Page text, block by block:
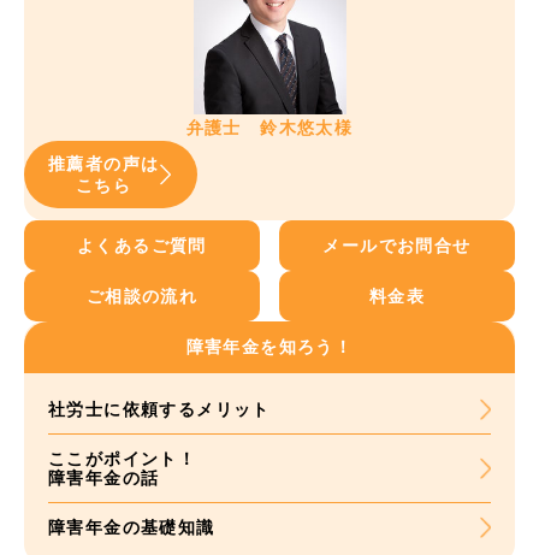
弁護士 鈴木悠太様
推薦者の声は
こちら
よくあるご質問 メールでお問合せ
ご相談の流れ 料金表
障害年金を知ろう！
社労士に依頼するメリット
ここがポイント！
障害年金の話
障害年金の基礎知識